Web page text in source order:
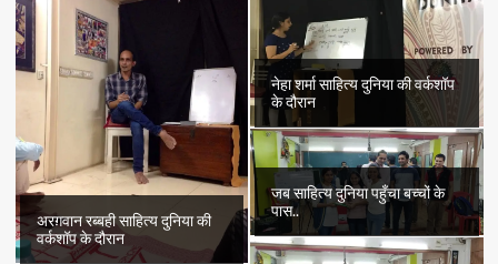
अरग़वान रब्बही साहित्य दुनिया की
वर्कशॉप के दौरान
नेहा शर्मा साहित्य दुनिया की वर्कशॉप
के दौरान
जब साहित्य दुनिया पहुँचा बच्चों के
पास..